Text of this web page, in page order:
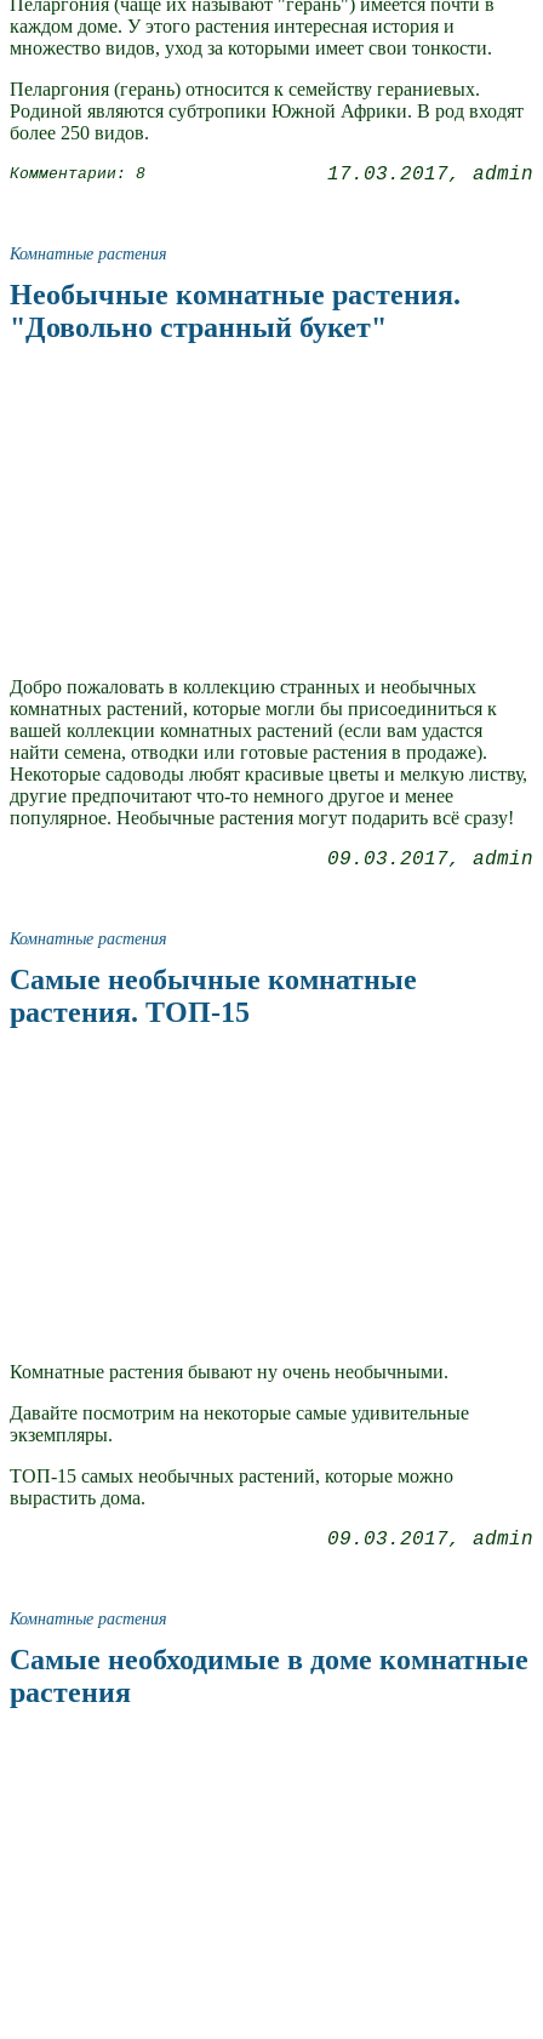
каждом доме. У этого растения интересная история и
множество видов, уход за которыми имеет свои тонкости.
Пеларгония (герань) относится к семейству гераниевых.
Родиной являются субтропики Южной Африки. В род входят
более 250 видов.
Комментарии: 8 17.03.2017 admin
Комнатные растения
Необычные комнатные растения.
"Довольно странный букет"
Добро пожаловать в коллекцию странных и необычных
комнатных растений, которые могли бы присоединиться к
вашей коллекции комнатных растений (если вам удастся
найти семена, отводки или готовые растения в продаже).
Некоторые садоводы любят красивые цветы и мелкую листву,
другие предпочитают что-то немного другое и менее
популярное. Необычные растения могут подарить всё сразу!
09.03.2017 admin
Комнатные растения
Самые необычные комнатные
растения. ТОП-15
Комнатные растения бывают ну очень необычными.
Давайте посмотрим на некоторые самые удивительные
экземпляры.
ТОП-15 самых необычных растений, которые можно
вырастить дома.
09.03.2017 admin
Комнатные растения
Самые необходимые в доме комнатные
растения